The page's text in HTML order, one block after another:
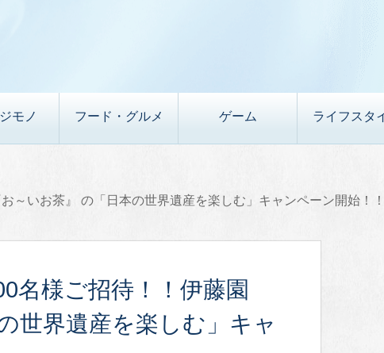
モノ フード・グルメ ゲーム ライフスタ
～いお茶』 の「日本の世界遺産を楽しむ」キャンペーン開始！！
名様ご招待！！伊藤園
世界遺産を楽しむ」キャ